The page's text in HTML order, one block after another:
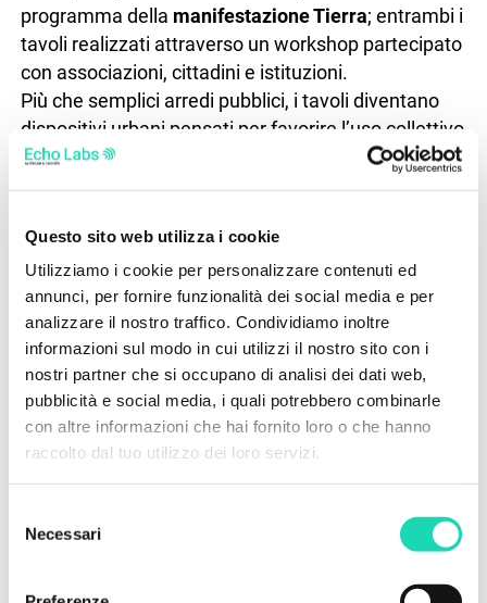
Questo sito web utilizza i cookie
Utilizziamo i cookie per personalizzare contenuti ed
annunci, per fornire funzionalità dei social media e per
analizzare il nostro traffico. Condividiamo inoltre
informazioni sul modo in cui utilizzi il nostro sito con i
nostri partner che si occupano di analisi dei dati web,
pubblicità e social media, i quali potrebbero combinarle
con altre informazioni che hai fornito loro o che hanno
raccolto dal tuo utilizzo dei loro servizi.
delNecessari
programma della manifestazione Tierra; entrambi i
tavoli realizzati attraverso un workshop partecipato
con associazioni, cittadini e istituzioni.
Più che semplici arredi pubblici, i tavoli diventano
dispositivi urbani pensati per favorire l’uso collettivo
dello spazio, ospitare attività educative e ricreative,
sostenere le reti territoriali e rafforzare il senso di
L’iniziativa rappresenta un modello pilota replicabile
e scalabile, capace di coniugare recupero dei
materiali, inclusione sociale, attivazione delle
comunità e rigenerazione di prossimità. Un
approccio concreto che richiama gli obiettivi
dell’Agenda 2030e rende visibile un impegno
condiviso verso sostenibilità, partecipazione e
responsabilità collettiva.
Partecipa anche tu!